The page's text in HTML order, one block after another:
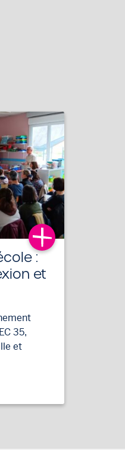
:
et
35,
et